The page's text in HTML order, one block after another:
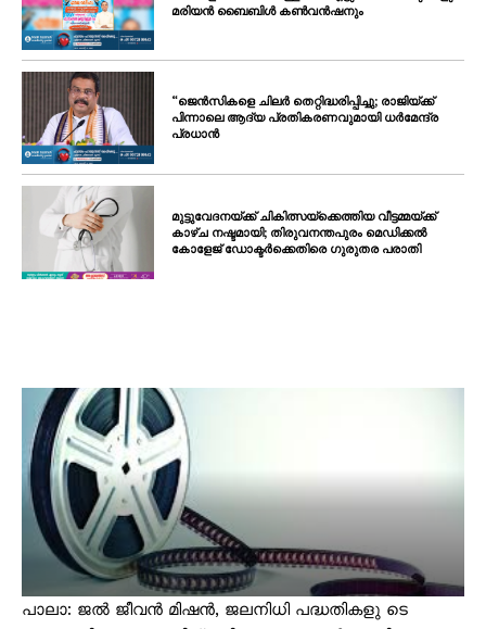
മരിയൻ ബൈബിൾ കൺവൻഷനും
“ജെൻസികളെ ചിലർ തെറ്റിദ്ധരിപ്പിച്ചു; രാജിയ്ക്ക്
പിന്നാലെ ആദ്യ പ്രതികരണവുമായി ധർമേന്ദ്ര
പ്രധാൻ
മുട്ടുവേദനയ്ക്ക് ചികിത്സയ്‌ക്കെത്തിയ വീട്ടമ്മയ്ക്ക്
കാഴ്ച നഷ്ടമായി; തിരുവനന്തപുരം മെഡിക്കൽ
കോളേജ് ഡോക്ടർക്കെതിരെ ഗുരുതര പരാതി
പാലാ: ജൽ ജീവൻ മിഷൻ, ജലനിധി പദ്ധതികളു ടെ